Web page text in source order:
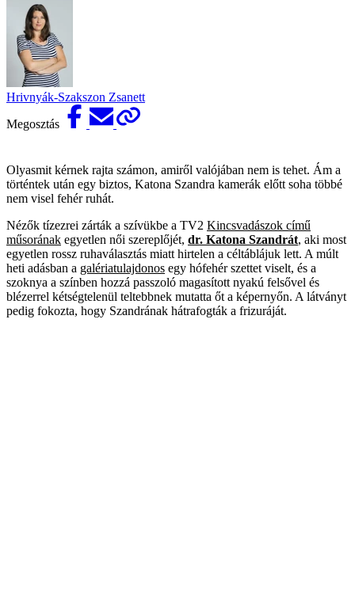
Hrivnyák-Szakszon Zsanett
Megosztás
Olyasmit kérnek rajta számon, amiről valójában nem is tehet. Ám a
történtek után egy biztos, Katona Szandra kamerák előtt soha többé
nem visel fehér ruhát.
Nézők tízezrei zárták a szívükbe a TV2 Kincsvadászok című
műsorának egyetlen női szereplőjét, dr. Katona Szandrát, aki most
egyetlen rossz ruhaválasztás miatt hirtelen a céltáblájuk lett. A múlt
heti adásban a galériatulajdonos egy hófehér szettet viselt, és a
szoknya a színben hozzá passzoló magasított nyakú felsővel és
blézerrel kétségtelenül teltebbnek mutatta őt a képernyőn. A látványt
pedig fokozta, hogy Szandrának hátrafogták a frizuráját.